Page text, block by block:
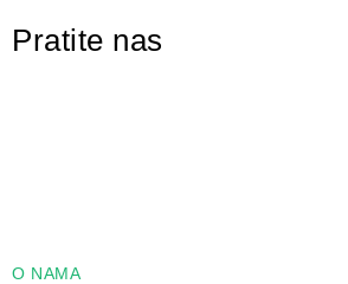
Pratite nas
O NAMA